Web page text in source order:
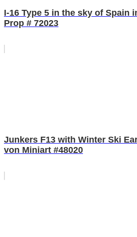
I-16 Type 5 in the sky of Spain
Prop # 72023
Junkers F13 with Winter Ski
von Miniart #48020